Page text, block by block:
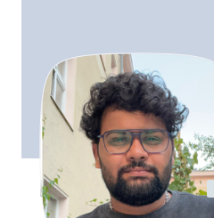
Praful Bhujbal